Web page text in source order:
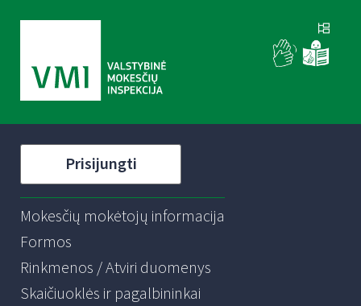
Prisijungti
Mokesčių mokėtojų informacija
Formos
Rinkmenos / Atviri duomenys
Skaičiuoklės ir pagalbininkai